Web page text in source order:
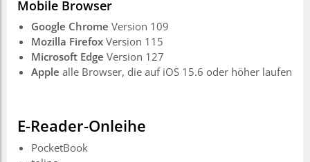
Mobile Browser
Google Chrome Version 109
Mozilla Firefox Version 115
Microsoft Edge Version 127
Apple alle Browser, die auf iOS 15.6 oder höher laufen
E-Reader-Onleihe
PocketBook